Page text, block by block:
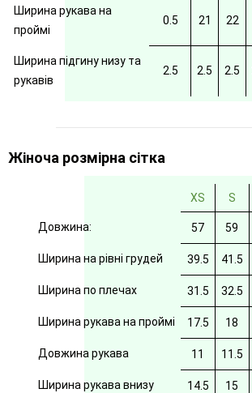
Ширина рукава на
проймі
0.5 21 22
Ширина підгину низу та
рукавів
2.5 2.5 2.5
Жіноча розмірна сітка
XS S
Довжина: 57 59
Ширина на рівні грудей 39.5 41.5
Ширина по плечах 31.5 32.5
Ширина рукава на проймі 17.5 18
Довжина рукава 11 11.5
Ширина рукава внизу 14.5 15